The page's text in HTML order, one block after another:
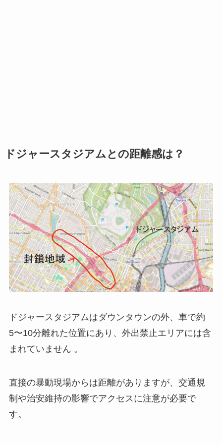
ドジャースタジアムとの距離感は？
ドジャースタジアムはダウンタウンの外、車で約
5〜10分離れた位置にあり、外出禁止エリアには含
まれていません 。
直接の暴動現場からは距離がありますが、交通規
制や治安維持の影響でアクセスに注意が必要で
す。